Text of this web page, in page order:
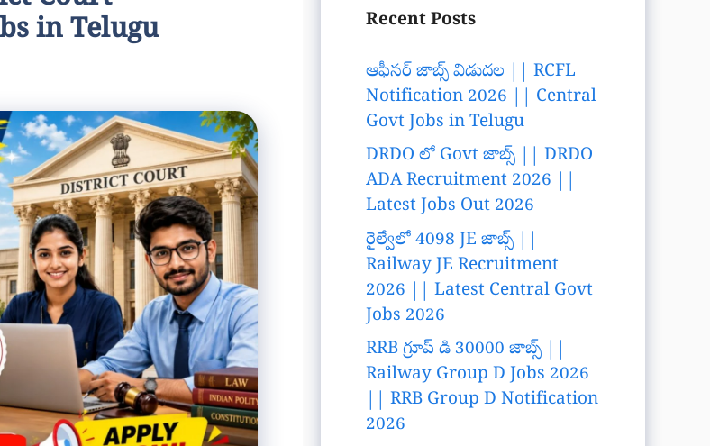
in Telugu
Recent Posts
ఆఫీసర్ జాబ్స్ విడుదల || RCFL
Notification 2026 || Central
Govt Jobs in Telugu
DRDO లో Govt జాబ్స్ || DRDO
ADA Recruitment 2026 ||
Latest Jobs Out 2026
రైల్వేలో 4098 JE జాబ్స్ ||
Railway JE Recruitment
2026 || Latest Central Govt
Jobs 2026
RRB గ్రూప్ డి 30000 జాబ్స్ ||
Railway Group D Jobs 2026
|| RRB Group D Notification
2026